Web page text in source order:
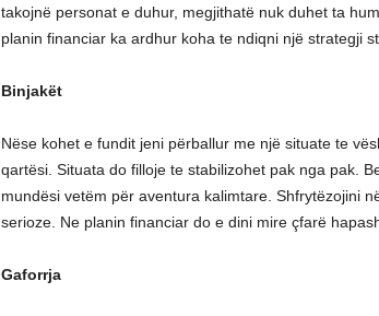
takojnë personat e duhur, megjithatë nuk duhet ta
planin financiar ka ardhur koha te ndiqni një strategji
Binjakët
Nëse kohet e fundit jeni përballur me një situate te
qartësi. Situata do filloje te stabilizohet pak nga pak.
mundësi vetëm për aventura kalimtare. Shfrytëzojini
serioze. Ne planin financiar do e dini mire çfarë
Gaforrja